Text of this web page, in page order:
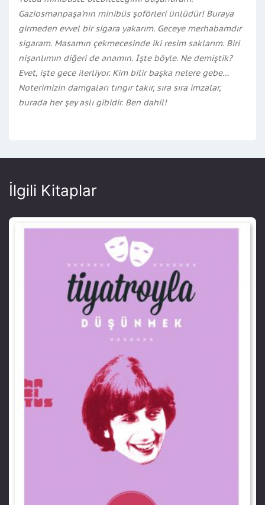
Gaziosmanpaşa’nın minibüs şoförleri ünlüdür! Buraya
girmeden evvel bir sigara yakarım. Geceye merhabamdır
sigaram. Masamın çekmecesinde iki resim saklarım. Biri
nişanlımın diğeri de anamın. İşte böyle. Ne demiştik?
Evet, işte gece ilerliyor. Kim bilir başka nelere gebe…
Noterimizin damgaları tıngır takır, sıra sıra imzalar,
burada her şey aslı gibidir. Ben dahil!
İlgili Kitaplar